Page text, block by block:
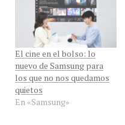
El cine en el bolso: lo
nuevo de Samsung para
los que no nos quedamos
quietos
En «Samsung»